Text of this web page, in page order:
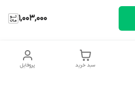
1,003,000
پروفایل سبد خرید